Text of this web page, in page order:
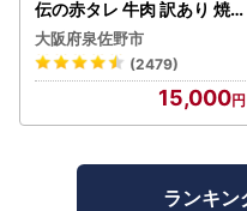
伝の赤タレ 牛肉 訳あり 焼
肉 BBQ
大阪府泉佐野市
(2479)
15,000
ランキン